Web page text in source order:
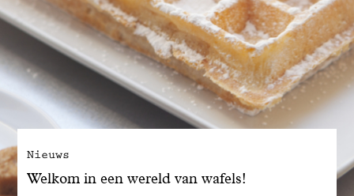
Nieuws
Welkom in een wereld van wafels!